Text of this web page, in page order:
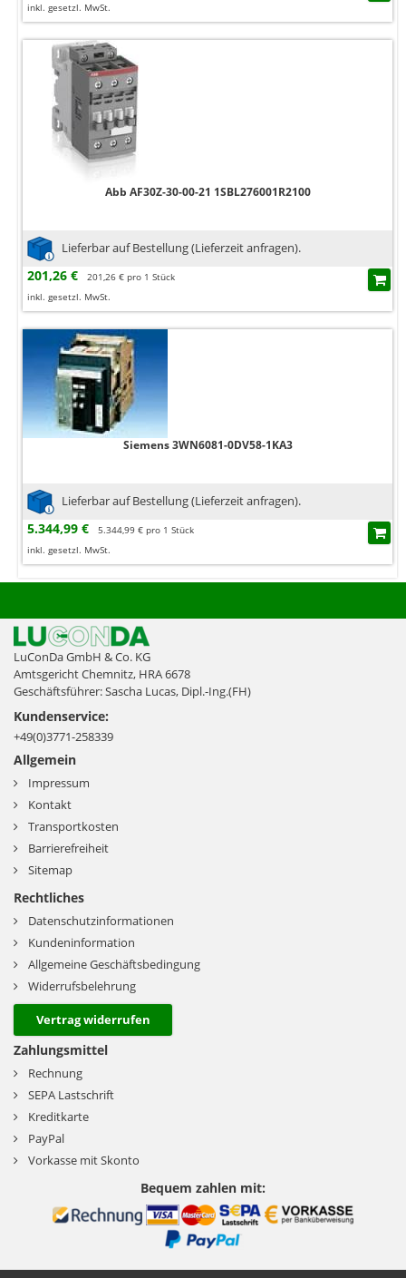
inkl. gesetzl. MwSt.
Abb AF30Z-30-00-21 1SBL276001R2100
Lieferbar auf Bestellung (Lieferzeit anfragen).
201,26 €
201,26 € pro 1 Stück
inkl. gesetzl. MwSt.
Siemens 3WN6081-0DV58-1KA3
Lieferbar auf Bestellung (Lieferzeit anfragen).
5.344,99 €
5.344,99 € pro 1 Stück
inkl. gesetzl. MwSt.
LuConDa GmbH & Co. KG
Amtsgericht Chemnitz, HRA 6678
Geschäftsführer: Sascha Lucas, Dipl.-Ing.(FH)
Kundenservice:
+49(0)3771-258339
Allgemein
Impressum
Kontakt
Transportkosten
Barrierefreiheit
Sitemap
Rechtliches
Datenschutzinformationen
Kundeninformation
Allgemeine Geschäftsbedingung
Widerrufsbelehrung
Vertrag widerrufen
Zahlungsmittel
Rechnung
SEPA Lastschrift
Kreditkarte
PayPal
Vorkasse mit Skonto
Bequem zahlen mit: